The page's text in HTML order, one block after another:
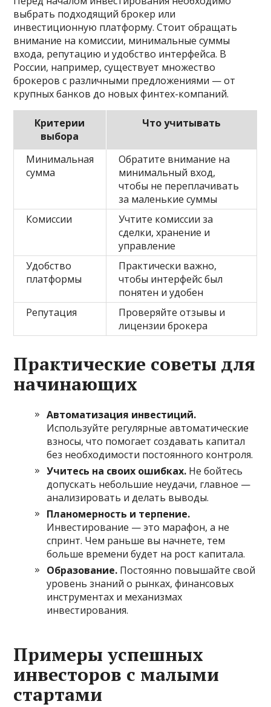
выбрать подходящий брокер или
инвестиционную платформу. Стоит обращать
внимание на комиссии, минимальные суммы
входа, репутацию и удобство интерфейса. В
России, например, существует множество
брокеров с различными предложениями — от
крупных банков до новых финтех-компаний.
Критерии
выбора
Что учитывать
Минимальная
сумма
Обратите внимание на
минимальный вход,
чтобы не переплачивать
за маленькие суммы
Комиссии
Учтите комиссии за
сделки, хранение и
управление
Удобство
платформы
Практически важно,
чтобы интерфейс был
понятен и удобен
Репутация
Проверяйте отзывы и
лицензии брокера
Практические советы для
начинающих
Автоматизация инвестиций.
Используйте регулярные автоматические
взносы, что помогает создавать капитал
без необходимости постоянного контроля.
Учитесь на своих ошибках. Не бойтесь
допускать небольшие неудачи, главное —
анализировать и делать выводы.
Планомерность и терпение.
Инвестирование — это марафон, а не
спринт. Чем раньше вы начнете, тем
больше времени будет на рост капитала.
Образование. Постоянно повышайте свой
уровень знаний о рынках, финансовых
инструментах и механизмах
инвестирования.
Примеры успешных
инвесторов с малыми
стартами